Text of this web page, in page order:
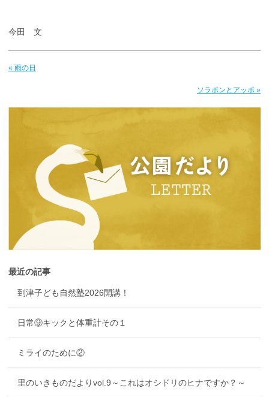
今田 文
« 雨の日
ソラポンとアッポ »
最近の記事
到津子ども自然塾2026開講！
日常⑨キックと体重計その１
ミライのために②
里のいきものだよりvol.9～これはオシドリのヒナですか？～